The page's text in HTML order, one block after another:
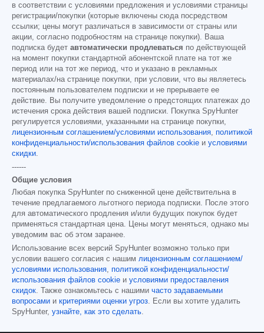
в соответствии с условиями предложения и условиями страницы
регистрации/покупки (которые включены сюда посредством
ссылки; цены могут различаться в зависимости от страны или
акции, согласно подробностям на странице покупки). Ваша
подписка будет автоматически продлеваться по действующей
на момент покупки стандартной абонентской плате на тот же
период или на тот же период, что и указано в рекламных
материалах/на странице покупки, при условии, что вы являетесь
постоянным пользователем подписки и не прерываете ее
действие. Вы получите уведомление о предстоящих платежах до
истечения срока действия вашей подписки. Покупка SpyHunter
регулируется условиями, указанными на странице покупки,
лицензионным соглашением/условиями использования
политикой
конфиденциальности/использования файлов cookie и условиями
скидки
------
Общие условия
Любая покупка SpyHunter по сниженной цене действительна в
течение предлагаемого льготного периода подписки. После этого
для автоматического продления и/или будущих покупок будет
применяться стандартная цена. Цены могут меняться, однако мы
уведомим вас об этом заранее.
Использование всех версий SpyHunter возможно только при
условии вашего согласия с нашим лицензионным соглашением/
условиями использования
политикой конфиденциальности/
использования файлов cookie и условиями предоставления
скидок . Также ознакомьтесь с нашими часто задаваемыми
вопросами и критериями оценки угроз . Если вы хотите удалить
SpyHunter, узнайте, как это сделать